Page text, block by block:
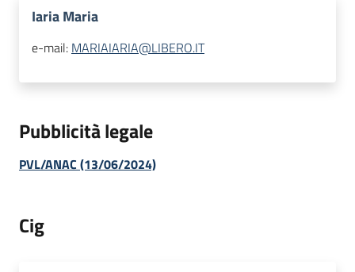
Iaria Maria
e-mail: MARIAIARIA@LIBERO.IT
Pubblicità legale
PVL/ANAC (13/06/2024)
Cig